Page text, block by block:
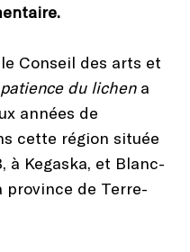
Conseil des arts et
du lichena
années de
cette région située
à Kegaska, et Blanc-
province de Terre-